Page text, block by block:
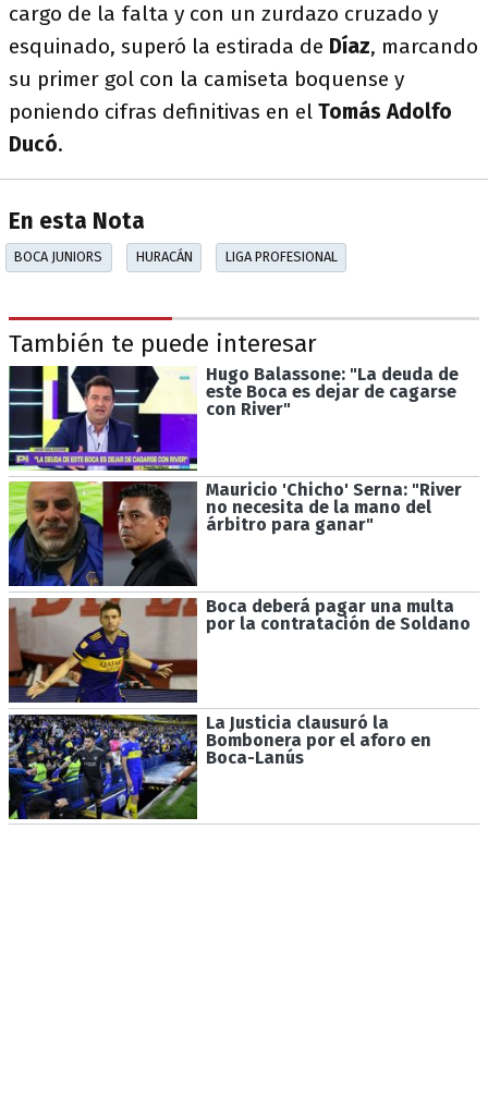
cargo de la falta y con un zurdazo cruzado y
esquinado, superó la estirada de Díaz, marcando
su primer gol con la camiseta boquense y
poniendo cifras definitivas en el Tomás Adolfo
Ducó.
En esta Nota
BOCA JUNIORS HURACÁN LIGA PROFESIONAL
También te puede interesar
Hugo Balassone: "La deuda de
este Boca es dejar de cagarse
con River"
Mauricio 'Chicho' Serna: "River
no necesita de la mano del
árbitro para ganar"
Boca deberá pagar una multa
por la contratación de Soldano
La Justicia clausuró la
Bombonera por el aforo en
Boca-Lanús